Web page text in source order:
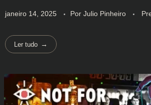
janeiro 14, 2025 Por Julio Pinheiro
Ler tudo